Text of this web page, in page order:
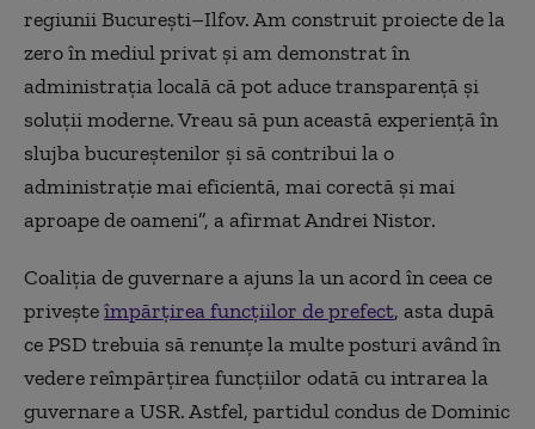
regiunii Bucureşti–Ilfov. Am construit proiecte de la
zero în mediul privat şi am demonstrat în
administraţia locală că pot aduce transparenţă şi
soluţii moderne. Vreau să pun această experienţă în
slujba bucureştenilor şi să contribui la o
administraţie mai eficientă, mai corectă şi mai
aproape de oameni”, a afirmat Andrei Nistor.
Coaliția de guvernare a ajuns la un acord în ceea ce
priveșteîmpărțirea funcțiilor de prefect, asta după
ce PSD trebuia să renunțe la multe posturi având în
vedere reîmpărțirea funcțiilor odată cu intrarea la
guvernare a USR. Astfel, partidul condus de Dominic